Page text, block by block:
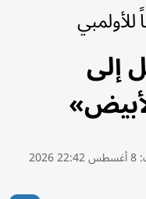
إلى
8 أغسطس 22:42 2026